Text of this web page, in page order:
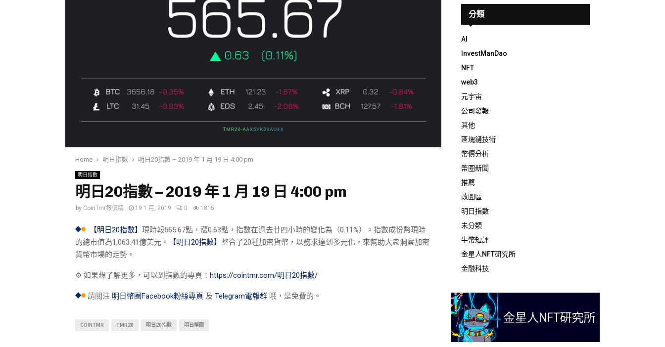
Home 明日指數 明日20指數 – 2019 年 1 月 19 日 4:00 pm
明日指數
明日20指數 – 2019 年 1 月 19 日 4:00 pm
by CoinTmr報價精 19 1 月, 2019 0 1815
【明日20指數】 現時報565.67點，漲0.63點，指數在過去廿四小時的變化為（0.11%）。指數成份幣現時
的總市值為1,063.41億美元。
【明日20指數】 整合了20種加密貨幣，以務求達到多元化，來幫助大衆洞察加密
貨幣市場的走勢。
⚙︎ 如果想了解更多，可以到指數的專頁： https://cointmr.com/明日20指數/
請關注 明日幣圈Facebook粉絲專頁 及 Telegram電報群 哦，是免費的。
COINTMR TMR20 明日20指數 明日幣圈
分類
AI
InvestManDao
NFT
web3
元宇宙
公司發報
其他
區塊鏈技術
幣價分析
幣圈新聞
推薦
改圖區
明日指數
未分類
牛幣短評
金星人NFT研究所
金融科技